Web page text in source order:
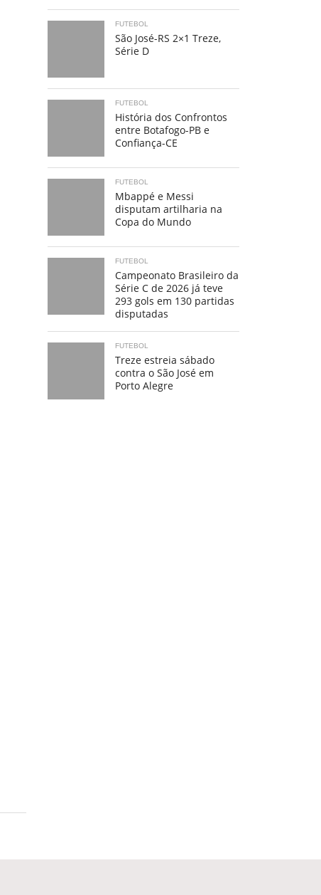
FUTEBOL
São José-RS 2×1 Treze,
Série D
FUTEBOL
História dos Confrontos
entre Botafogo-PB e
Confiança-CE
FUTEBOL
Mbappé e Messi
disputam artilharia na
Copa do Mundo
FUTEBOL
Campeonato Brasileiro da
Série C de 2026 já teve
293 gols em 130 partidas
disputadas
FUTEBOL
Treze estreia sábado
contra o São José em
Porto Alegre